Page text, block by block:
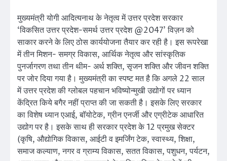
मुख्यमंत्री योगी आदित्यनाथ के नेतृत्व में उत्तर प्रदेश सरकार
‘विकसित उत्तर प्रदेश-समर्थ उत्तर प्रदेश @2047’ विज़न को
साकार करने के लिए ठोस कार्ययोजना तैयार कर रही है। इस रूपरेखा
में तीन मिशन- समग्र विकास, आर्थिक नेतृत्व और सांस्कृतिक
पुनर्जागरण तथा तीन थीम- अर्थ शक्ति, सृजन शक्ति और जीवन शक्ति
पर जोर दिया गया है। मुख्यमंत्री का स्पष्ट मत है कि अगले 22 साल
में उत्तर प्रदेश की ग्लोबल पहचान भविष्योन्मुखी उद्योगों पर ध्यान
केंद्रित किये बगैर नहीं प्राप्त की जा सकती है। इसके लिए सरकार
का विशेष ध्यान एआई, बॉयोटेक, ग्रीन एनर्जी और एग्रीटेक आधारित
उद्योग पर है। इसके साथ ही सरकार प्रदेश के 12 प्रमुख सेक्टर
(कृषि, औद्योगिक विकास, आईटी व इमर्जिंग टेक, स्वास्थ्य, शिक्षा,
समाज कल्याण, नगर व ग्राम्य विकास, सतत विकास, पशुधन, पर्यटन,